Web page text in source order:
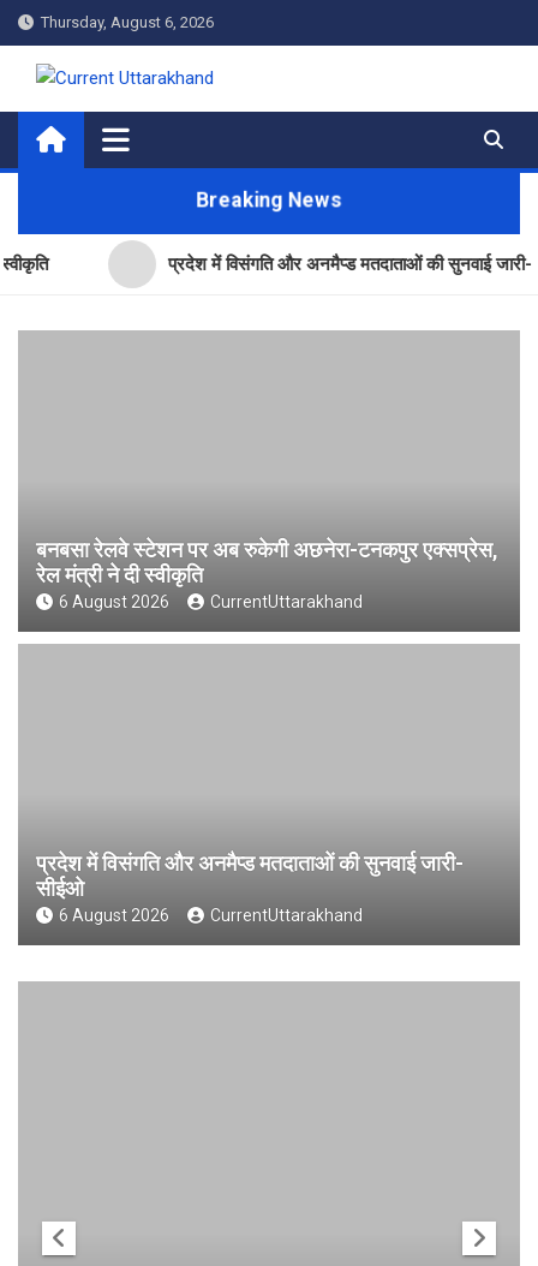
Skip
to
content
Thursday, August 6, 2026
Current Uttarakhand
Breaking News
प्रदेश में विसंगति और अनमैप्ड मतदाताओं की सुनवाई जारी- सीईओ
बनबसा रेलवे स्टेशन पर अब रुकेगी अछनेरा-टनकपुर एक्सप्रेस,
रेल मंत्री ने दी स्वीकृति
6 August 2026 CurrentUttarakhand
प्रदेश में विसंगति और अनमैप्ड मतदाताओं की सुनवाई जारी-
सीईओ
6 August 2026 CurrentUttarakhand